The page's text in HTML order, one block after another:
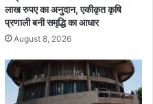
लाख रुपए का अनुदान, एकीकृत कृषि
प्रणाली बनी समृद्धि का आधार
August 8, 2026